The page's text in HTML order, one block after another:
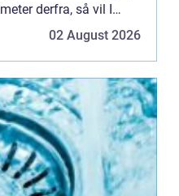
derfra, så vil I
02 August 2026